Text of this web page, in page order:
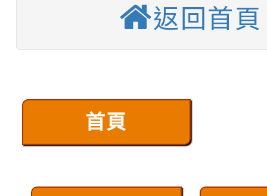
重型架販售可客製化
重型架租賃服務
移動櫃販售可依需求訂
後推式料架販售可依需
懸臂式料架販售(低中
返回首頁
首頁